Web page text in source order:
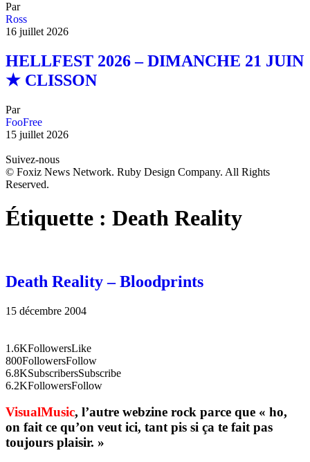
Par
Ross
16 juillet 2026
HELLFEST 2026 – DIMANCHE 21 JUIN
★ CLISSON
Par
FooFree
15 juillet 2026
Suivez-nous
© Foxiz News Network. Ruby Design Company. All Rights
Reserved.
Étiquette : Death Reality
Death Reality – Bloodprints
15 décembre 2004
1.6KFollowersLike
800FollowersFollow
6.8KSubscribersSubscribe
6.2KFollowersFollow
VisualMusic, l’autre webzine rock parce que « ho,
on fait ce qu’on veut ici, tant pis si ça te fait pas
toujours plaisir. »